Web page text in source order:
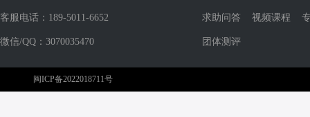
客服电话：189-5011-6652
微信/QQ：3070035470
求助问答 视频课程
团体测评
闽ICP备2022018711号